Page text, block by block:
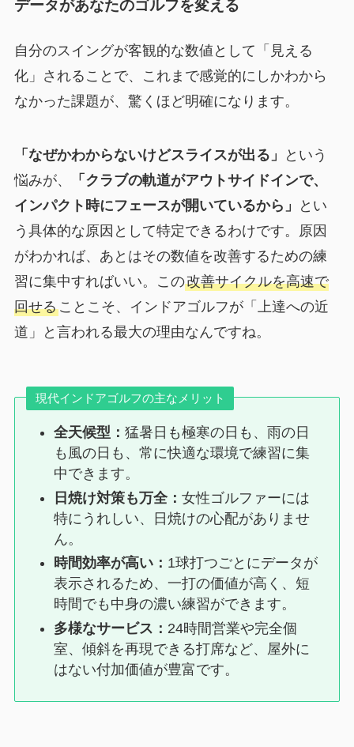
データがあなたのゴルフを変える
自分のスイングが客観的な数値として「見える
化」されることで、これまで感覚的にしかわから
なかった課題が、驚くほど明確になります。
「なぜかわからないけどスライスが出る」
という
悩みが、
「クラブの軌道がアウトサイドインで、
インパクト時にフェースが開いているから」
とい
う具体的な原因として特定できるわけです。原因
がわかれば、あとはその数値を改善するための練
習に集中すればいい。この改善サイクルを高速で
回せることこそ、インドアゴルフが「上達への近
道」と言われる最大の理由なんですね。
現代インドアゴルフの主なメリット
全天候型：猛暑日も極寒の日も、雨の日
も風の日も、常に快適な環境で練習に集
中できます。
日焼け対策も万全：女性ゴルファーには
特にうれしい、日焼けの心配がありませ
ん。
時間効率が高い： 1球打つごとにデータが
表示されるため、一打の価値が高く、短
時間でも中身の濃い練習ができます。
多様なサービス： 24時間営業や完全個
室、傾斜を再現できる打席など、屋外に
はない付加価値が豊富です。